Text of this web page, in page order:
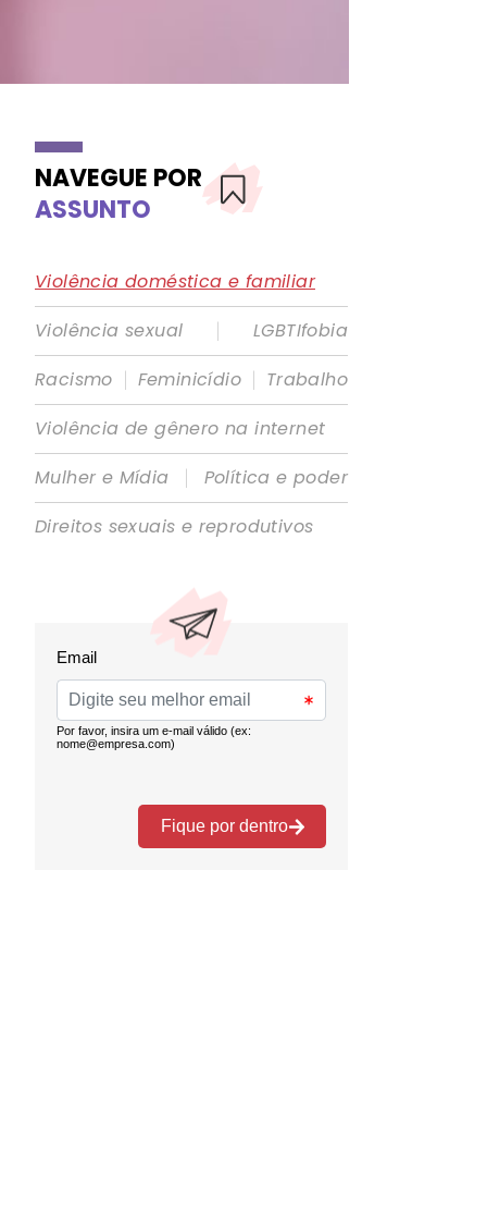
NAVEGUE POR
ASSUNTO
Violência doméstica e familiar
Violência sexual
|
LGBTIfobia
Racismo | Feminicídio | Trabalho
Violência de gênero na internet
Mulher e Mídia
|
Política e poder
Direitos sexuais e reprodutivos